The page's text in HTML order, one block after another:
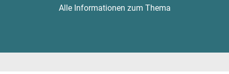
Alle Informationen zum Thema